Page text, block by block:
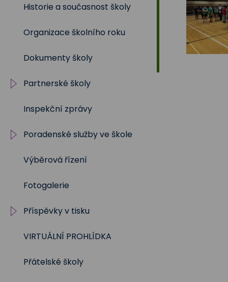
2021/2022
2020/2021
2019/2020
2018/2019
2017/2018
2016/2017
2015/2016
2014/2015
2013/2014
2012/2013
Historie a současnost školy
Organizace školního roku
Dokumenty školy
Partnerské školy
Projekty
Inspekční zprávy
Poradenské služby ve škole
Výchovný a kariérní
Metodik prevence
Školní psycholog
Sociální pedagog
Speciální pedagog
Výběrová řízení
Fotogalerie
Příspěvky v tisku
Školní rok 2023 - 2024
Školní rok 2024 - 2025
VIRTUÁLNÍ PROHLÍDKA
Přátelské školy